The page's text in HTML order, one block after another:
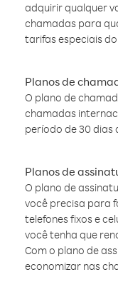
adquirir qualquer
chamadas para
tarifas especiais do
Planos de
O plano de
chamadas
período de 30 dias
Planos de
O plano de
você precisa para
telefones fixos e
você tenha que
Com o plano de
economizar nas